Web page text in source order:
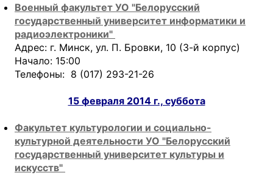
Военный факультет УО "Белорусский
государственный университет информатики и
радиоэлектроники"
Адрес: г. Минск, ул. П. Бровки, 10 (3-й корпус)
Начало: 15:00
Телефоны: 8 (017) 293-21-26
15 февраля 2014 г., суббота
Факультет культурологии и социально-
культурной деятельности УО "Белорусский
государственный университет культуры и
искусств"